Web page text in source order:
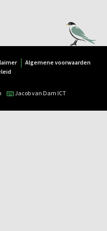
Algemene voorwaarden
Jacob van Dam ICT